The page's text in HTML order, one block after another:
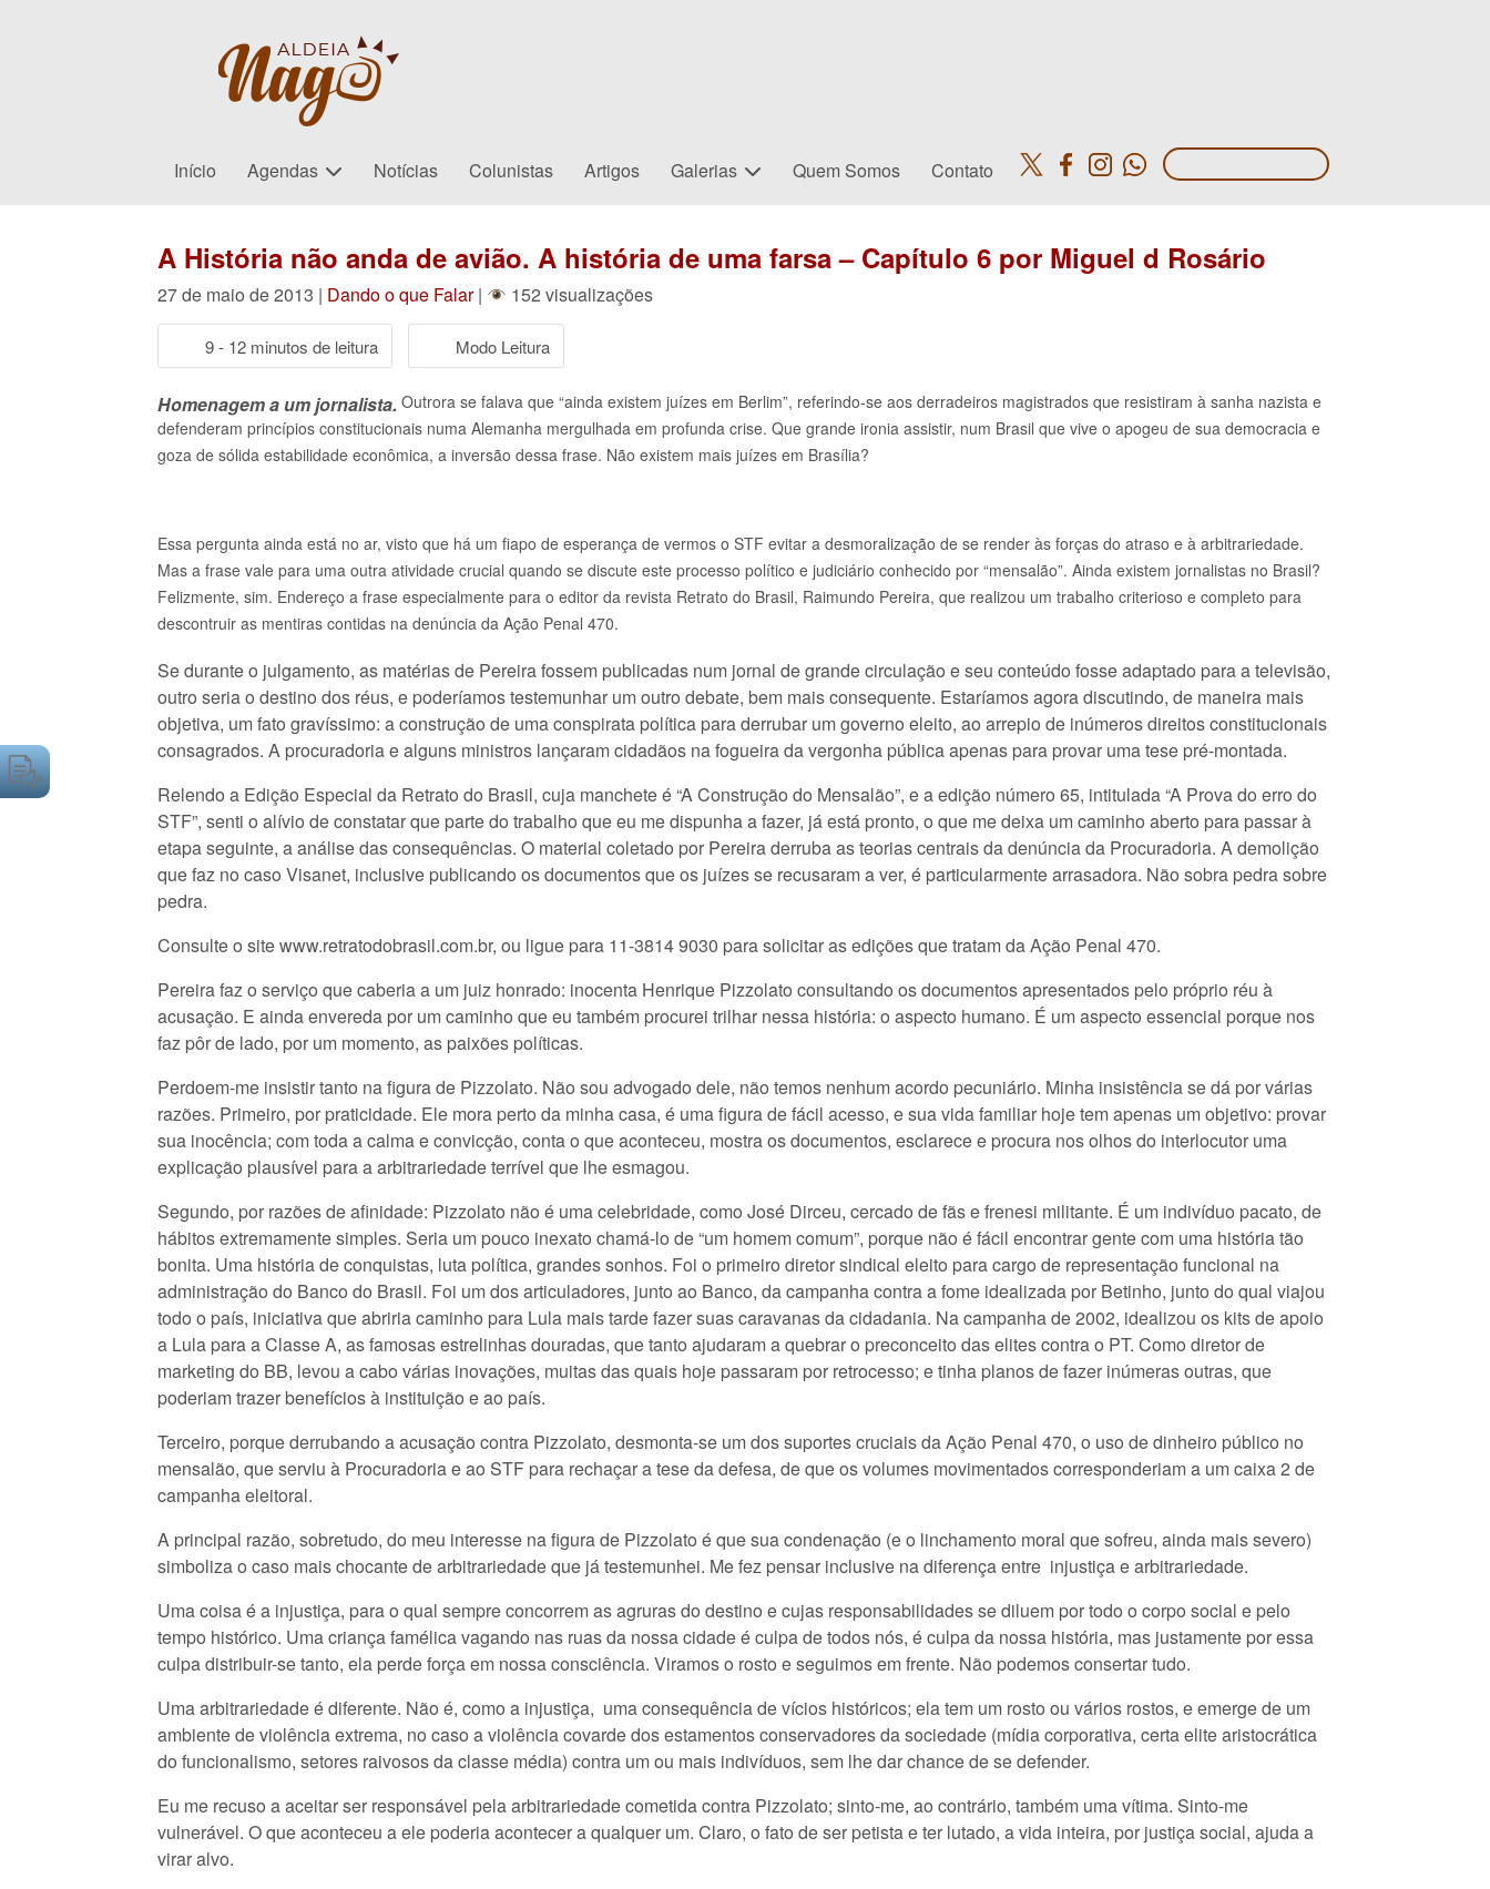
Início Agendas Notícias Colunistas Artigos Galerias Quem Somos Contato
A História não anda de avião. A história de uma farsa – Capítulo 6 por Miguel d Rosário
27 de maio de 2013 | Dando o que Falar| 152 visualizações
9 - 12 minutos de leitura Modo Leitura
Homenagem a um jornalista. Outrora se falava que “ainda existem juízes em Berlim”, referindo-se aos derradeiros magistrados que resistiram à sanha nazista e
defenderam princípios constitucionais numa Alemanha mergulhada em profunda crise. Que grande ironia assistir, num Brasil que vive o apogeu de sua democracia e
goza de sólida estabilidade econômica, a inversão dessa frase. Não existem mais juízes em Brasília?
Essa pergunta ainda está no ar, visto que há um fiapo de esperança de vermos o STF evitar a desmoralização de se render às forças do atraso e à arbitrariedade.
Mas a frase vale para uma outra atividade crucial quando se discute este processo político e judiciário conhecido por “mensalão”. Ainda existem jornalistas no Brasil?
Felizmente, sim. Endereço a frase especialmente para o editor da revista Retrato do Brasil, Raimundo Pereira, que realizou um trabalho criterioso e completo para
descontruir as mentiras contidas na denúncia da Ação Penal 470.
Se durante o julgamento, as matérias de Pereira fossem publicadas num jornal de grande circulação e seu conteúdo fosse adaptado para a televisão,
outro seria o destino dos réus, e poderíamos testemunhar um outro debate, bem mais consequente. Estaríamos agora discutindo, de maneira mais
objetiva, um fato gravíssimo: a construção de uma conspirata política para derrubar um governo eleito, ao arrepio de inúmeros direitos constitucionais
consagrados. A procuradoria e alguns ministros lançaram cidadãos na fogueira da vergonha pública apenas para provar uma tese pré-montada.
Relendo a Edição Especial da Retrato do Brasil, cuja manchete é “A Construção do Mensalão”, e a edição número 65, intitulada “A Prova do erro do
STF”, senti o alívio de constatar que parte do trabalho que eu me dispunha a fazer, já está pronto, o que me deixa um caminho aberto para passar à
etapa seguinte, a análise das consequências. O material coletado por Pereira derruba as teorias centrais da denúncia da Procuradoria. A demolição
que faz no caso Visanet, inclusive publicando os documentos que os juízes se recusaram a ver, é particularmente arrasadora. Não sobra pedra sobre
pedra.
Consulte o site www.retratodobrasil.com.br, ou ligue para 11-3814 9030 para solicitar as edições que tratam da Ação Penal 470.
Pereira faz o serviço que caberia a um juiz honrado: inocenta Henrique Pizzolato consultando os documentos apresentados pelo próprio réu à
acusação. E ainda envereda por um caminho que eu também procurei trilhar nessa história: o aspecto humano. É um aspecto essencial porque nos
faz pôr de lado, por um momento, as paixões políticas.
Perdoem-me insistir tanto na figura de Pizzolato. Não sou advogado dele, não temos nenhum acordo pecuniário. Minha insistência se dá por várias
razões. Primeiro, por praticidade. Ele mora perto da minha casa, é uma figura de fácil acesso, e sua vida familiar hoje tem apenas um objetivo: provar
sua inocência; com toda a calma e convicção, conta o que aconteceu, mostra os documentos, esclarece e procura nos olhos do interlocutor uma
explicação plausível para a arbitrariedade terrível que lhe esmagou.
Segundo, por razões de afinidade: Pizzolato não é uma celebridade, como José Dirceu, cercado de fãs e frenesi militante. É um indivíduo pacato, de
hábitos extremamente simples. Seria um pouco inexato chamá-lo de “um homem comum”, porque não é fácil encontrar gente com uma história tão
bonita. Uma história de conquistas, luta política, grandes sonhos. Foi o primeiro diretor sindical eleito para cargo de representação funcional na
administração do Banco do Brasil. Foi um dos articuladores, junto ao Banco, da campanha contra a fome idealizada por Betinho, junto do qual viajou
todo o país, iniciativa que abriria caminho para Lula mais tarde fazer suas caravanas da cidadania. Na campanha de 2002, idealizou os kits de apoio
a Lula para a Classe A, as famosas estrelinhas douradas, que tanto ajudaram a quebrar o preconceito das elites contra o PT. Como diretor de
marketing do BB, levou a cabo várias inovações, muitas das quais hoje passaram por retrocesso; e tinha planos de fazer inúmeras outras, que
poderiam trazer benefícios à instituição e ao país.
Terceiro, porque derrubando a acusação contra Pizzolato, desmonta-se um dos suportes cruciais da Ação Penal 470, o uso de dinheiro público no
mensalão, que serviu à Procuradoria e ao STF para rechaçar a tese da defesa, de que os volumes movimentados corresponderiam a um caixa 2 de
campanha eleitoral.
A principal razão, sobretudo, do meu interesse na figura de Pizzolato é que sua condenação (e o linchamento moral que sofreu, ainda mais severo)
simboliza o caso mais chocante de arbitrariedade que já testemunhei. Me fez pensar inclusive na diferença entre injustiça e arbitrariedade.
Uma coisa é a injustiça, para o qual sempre concorrem as agruras do destino e cujas responsabilidades se diluem por todo o corpo social e pelo
tempo histórico. Uma criança famélica vagando nas ruas da nossa cidade é culpa de todos nós, é culpa da nossa história, mas justamente por essa
culpa distribuir-se tanto, ela perde força em nossa consciência. Viramos o rosto e seguimos em frente. Não podemos consertar tudo.
Uma arbitrariedade é diferente. Não é, como a injustiça, uma consequência de vícios históricos; ela tem um rosto ou vários rostos, e emerge de um
ambiente de violência extrema, no caso a violência covarde dos estamentos conservadores da sociedade (mídia corporativa, certa elite aristocrática
do funcionalismo, setores raivosos da classe média) contra um ou mais indivíduos, sem lhe dar chance de se defender.
Eu me recuso a aceitar ser responsável pela arbitrariedade cometida contra Pizzolato; sinto-me, ao contrário, também uma vítima. Sinto-me
vulnerável. O que aconteceu a ele poderia acontecer a qualquer um. Claro, o fato de ser petista e ter lutado, a vida inteira, por justiça social, ajuda a
virar alvo.